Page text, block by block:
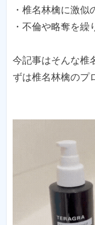
・椎名林檎に激似
・不倫や略奪を
今記事はそんな椎
ずは椎名林檎のプ